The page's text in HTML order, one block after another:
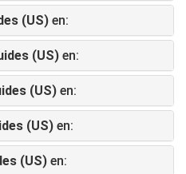
(US) en:
(US) en:
(US) en:
(US) en:
(US) en: